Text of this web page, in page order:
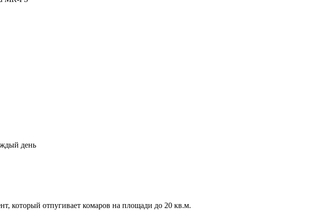
день
который отпугивает комаров на площади до 20 кв.м.